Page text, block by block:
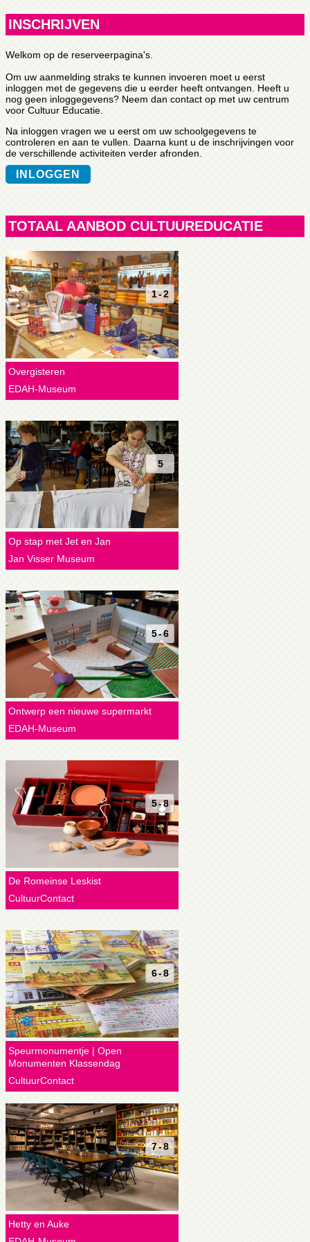
INSCHRIJVEN
Welkom op de reserveerpagina's.
Om uw aanmelding straks te kunnen invoeren moet u eerst
inloggen met de gegevens die u eerder heeft ontvangen. Heeft u
nog geen inloggegevens? Neem dan contact op met uw centrum
voor Cultuur Educatie.
Na inloggen vragen we u eerst om uw schoolgegevens te
controleren en aan te vullen. Daarna kunt u de inschrijvingen voor
de verschillende activiteiten verder afronden.
INLOGGEN
TOTAAL AANBOD CULTUUREDUCATIE
1 - 2
Overgisteren
EDAH-Museum
5
Op stap met Jet en Jan
Jan Visser Museum
5 - 6
Ontwerp een nieuwe supermarkt
EDAH-Museum
5 - 8
De Romeinse Leskist
CultuurContact
6 - 8
Speurmonumentje | Open
Monumenten Klassendag
CultuurContact
7 - 8
Hetty en Auke